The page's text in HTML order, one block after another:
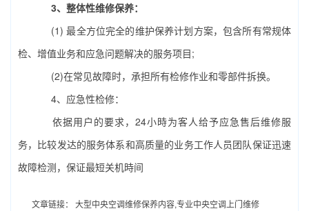
3、整体性维修保养：
(1) 最全方位完全的维护保养计划方案，包含所有常规体
检、增值业务和应急问题解决的服务项目;
(2)在常见故障时，承担所有检修作业和零部件拆换。
4、应急性检修：
依据用户的要求，24小時为客人给予应急售后维修服
务，比较发达的服务体系和高质量的业务工作人员团队保证迅速
故障检测，保证最短关机時间
文章链接：
大型中央空调维修保养内容,专业中央空调上门维修